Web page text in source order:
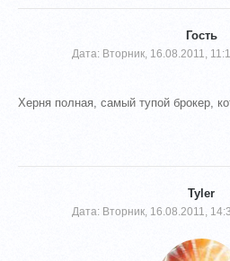
Гость
Дата: Вторник, 16.08.2011,
Херня полная, самый тупой брокер,
Tyler
Дата: Вторник, 16.08.2011,